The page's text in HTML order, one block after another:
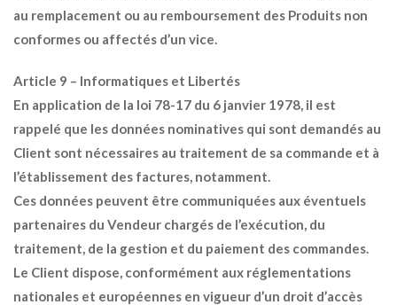
au remplacement ou au remboursement des Produits non
conformes ou affectés d’un vice.
Article 9 – Informatiques et Libertés
En application de la loi 78-17 du 6 janvier 1978, il est
rappelé que les données nominatives qui sont demandés au
Client sont nécessaires au traitement de sa commande et à
l’établissement des factures, notamment.
Ces données peuvent être communiquées aux éventuels
partenaires du Vendeur chargés de l’exécution, du
traitement, de la gestion et du paiement des commandes.
Le Client dispose, conformément aux réglementations
nationales et européennes en vigueur d’un droit d’accès